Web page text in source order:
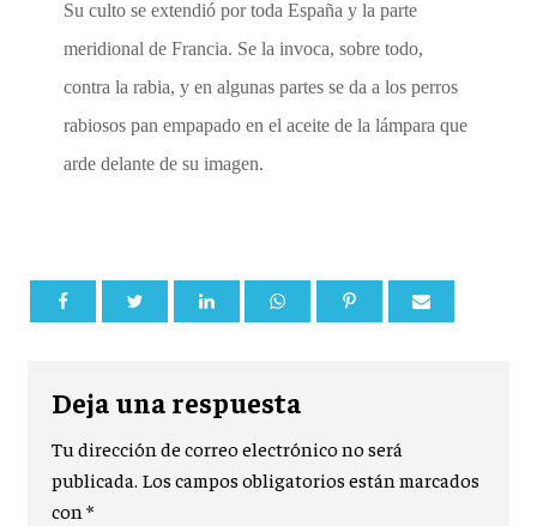
Su culto se extendió por toda España y la parte
meridional de Francia. Se la invoca, sobre todo,
contra la rabia, y en algunas partes se da a los perros
rabiosos pan empapado en el aceite de la lámpara que
arde delante de su imagen.
Deja una respuesta
Tu dirección de correo electrónico no será
publicada. Los campos obligatorios están marcados
con*